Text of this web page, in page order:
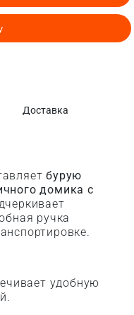
Доставка
бурую
домика с
ручка
удобную